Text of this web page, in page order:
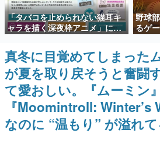
殿堂入り記事
SNS拡散数が数千以上！ ペ
ど。多くの人々に読まれた、
事をまとめました。
ゲームの企画書
名作ゲームクリエイターの方
聞きし、ヒットする企画（ゲ
きます。
赫本
この物語を解いてはいけない
の形をした短編ホラー小説集で
「タバコを止められない猫耳キ
ャラを描く深夜枠アニメ」に視
聴者の一部から批判意見。違法
薬物の使用と思しき描写も含め
て、BPOが議論を交わす
野球
るゲ
対応
ダム
プロ
真冬に目覚めてしまった
が夏を取り戻そうと奮闘
て愛おしい。『ムーミン
『Moomintroll: Winter’s
なのに “温もり” が溢れて